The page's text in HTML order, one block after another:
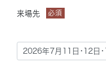
来場先 必須